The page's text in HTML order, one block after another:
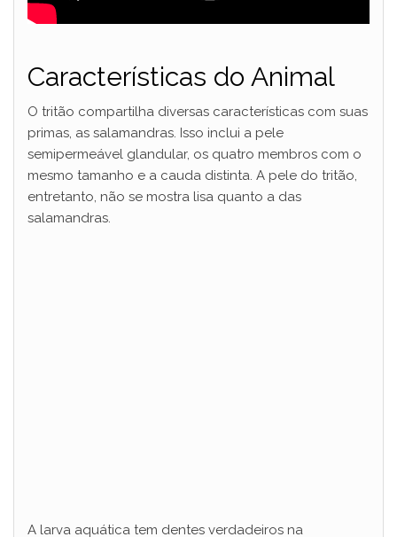
Características do Animal
O tritão compartilha diversas características com suas
primas, as salamandras. Isso inclui a pele
semipermeável glandular, os quatro membros com o
mesmo tamanho e a cauda distinta. A pele do tritão,
entretanto, não se mostra lisa quanto a das
salamandras.
A larva aquática tem dentes verdadeiros na